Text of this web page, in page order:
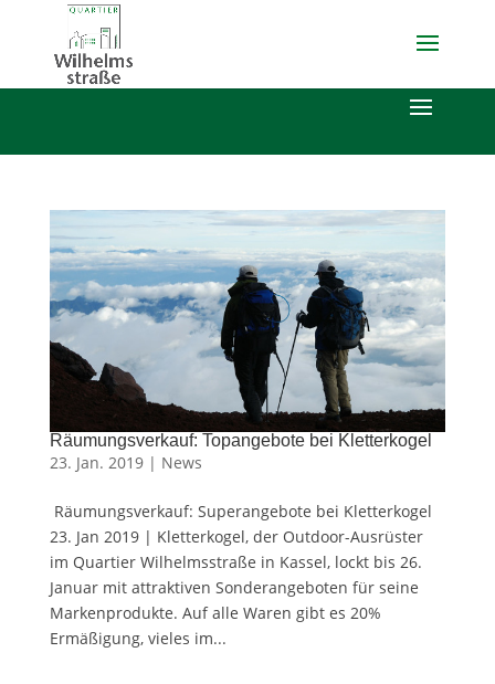
Räumungsverkauf: Topangebote bei Kletterkogel
23. Jan. 2019 | News
Räumungsverkauf: Superangebote bei Kletterkogel
23. Jan 2019 | Kletterkogel, der Outdoor-Ausrüster
im Quartier Wilhelmsstraße in Kassel, lockt bis 26.
Januar mit attraktiven Sonderangeboten für seine
Markenprodukte. Auf alle Waren gibt es 20%
Ermäßigung, vieles im...